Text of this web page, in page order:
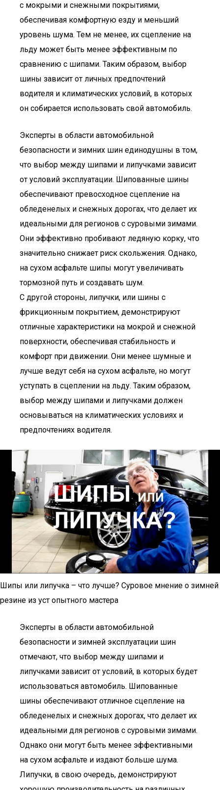
с мокрыми и снежными покрытиями,
обеспечивая комфортную езду и меньший
уровень шума. Тем не менее, их сцепление на
льду может быть менее эффективным по
сравнению с шипами. Таким образом, выбор
шины зависит от личных предпочтений
водителя и климатических условий, в которых
он собирается использовать свой автомобиль.
Эксперты в области автомобильной
безопасности и зимних шин единодушны в том,
что выбор между шипами и липучками зависит
от условий эксплуатации. Шипованные шины
обеспечивают превосходное сцепление на
обледенелых и снежных дорогах, что делает их
идеальными для регионов с суровыми зимами.
Они эффективно пробивают ледяную корку, что
значительно снижает риск скольжения. Однако,
на сухом асфальте шипы могут увеличивать
тормозной путь и создавать шум.
С другой стороны, липучки, или шины с
фрикционным покрытием, демонстрируют
отличные характеристики на мокрой и снежной
поверхности, обеспечивая стабильность и
комфорт при движении. Они менее шумные и
лучше ведут себя на сухом асфальте, но могут
уступать в сцеплении на льду. Таким образом,
выбор между шипами и липучками должен
основываться на климатических условиях и
предпочтениях водителя.
Шипы или липучка – что лучше? Суровое мнение о зимней
резине из уст опытного мастера
Эксперты в области автомобильной
безопасности и зимней эксплуатации шин
отмечают, что выбор между шипами и
липучками зависит от условий, в которых будет
использоваться автомобиль. Шипованные
шины обеспечивают отличное сцепление на
обледенелых и снежных дорогах, что делает их
идеальными для регионов с суровыми зимами.
Однако они могут быть менее эффективными
на сухом асфальте и издают больше шума.
Липучки, в свою очередь, демонстрируют